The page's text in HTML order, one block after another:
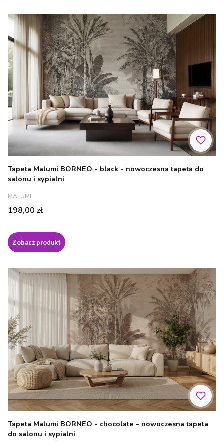
Tapeta Malumi BORNEO - black - nowoczesna tapeta do
salonu i sypialni
PRODUCENT
MALUMI
Cena
198,00 zł
Zobacz produkt
Tapeta Malumi BORNEO - chocolate - nowoczesna tapeta
do salonu i sypialni